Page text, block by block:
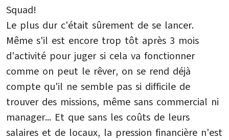
Squad!
Le plus dur c'était sûrement de se lancer.
Même s'il est encore trop tôt après 3 mois
d'activité pour juger si cela va fonctionner
comme on peut le rêver, on se rend déjà
compte qu'il ne semble pas si difficile de
trouver des missions, même sans commercial ni
manager... Et que sans les coûts de leurs
salaires et de locaux, la pression financière n'est